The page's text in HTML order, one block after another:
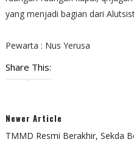
yang menjadi bagian dari
Pewarta : Nus Yerusa
Share This:
Newer Article
TMMD Resmi Berakhir, Sekda